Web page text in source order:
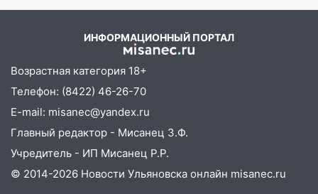
В Ульяновске спасатели ночью
нашли потерявшегося в заброшенных
10:26 На нескольких улицах Ульяновска
временно отключили холодную воду
10:14 В Ульяновске двоих участников
коррупционной схемы при ЦГКБ
отправили в колонию на 7 и 8 лет
ИНФОРМАЦИОННЫЙ ПОРТАЛ
Возрастная категория 18+
Телефон: (8422) 46-26-70
E-mail: misanec@yandex.ru
Главный редактор - Мисанец З.Ф.
Учредитель - ИП Мисанец Р.Р.
© 2014-2026 Новости Ульяновска онлайн misanec.ru